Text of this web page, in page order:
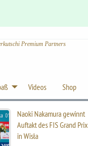
Premium Partners
Videos Shop
Naoki Nakamura gewinnt
Auftakt des FIS Grand Prix
in Wisła